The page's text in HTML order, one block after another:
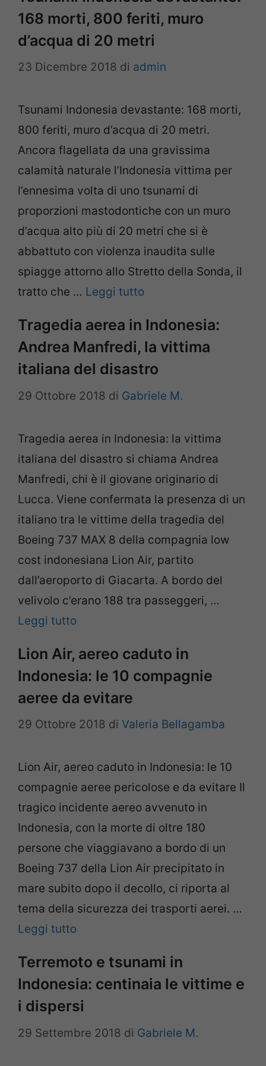
168 morti, 800 feriti, muro
d’acqua di 20 metri
23 Dicembre 2018 di admin
Tsunami Indonesia devastante: 168 morti,
800 feriti, muro d’acqua di 20 metri.
Ancora flagellata da una gravissima
calamità naturale l’Indonesia vittima per
l’ennesima volta di uno tsunami di
proporzioni mastodontiche con un muro
d’acqua alto più di 20 metri che si è
abbattuto con violenza inaudita sulle
spiagge attorno allo Stretto della Sonda, il
tratto che … Leggi tutto
Tragedia aerea in Indonesia:
Andrea Manfredi, la vittima
italiana del disastro
29 Ottobre 2018 di Gabriele M.
Tragedia aerea in Indonesia: la vittima
italiana del disastro si chiama Andrea
Manfredi, chi è il giovane originario di
Lucca. Viene confermata la presenza di un
italiano tra le vittime della tragedia del
Boeing 737 MAX 8 della compagnia low
cost indonesiana Lion Air, partito
dall’aeroporto di Giacarta. A bordo del
velivolo c’erano 188 tra passeggeri, …
Leggi tutto
Lion Air, aereo caduto in
Indonesia: le 10 compagnie
aeree da evitare
29 Ottobre 2018 di Valeria Bellagamba
Lion Air, aereo caduto in Indonesia: le 10
compagnie aeree pericolose e da evitare Il
tragico incidente aereo avvenuto in
Indonesia, con la morte di oltre 180
persone che viaggiavano a bordo di un
Boeing 737 della Lion Air precipitato in
mare subito dopo il decollo, ci riporta al
tema della sicurezza dei trasporti aerei. …
Leggi tutto
Terremoto e tsunami in
Indonesia: centinaia le vittime e
i dispersi
29 Settembre 2018 di Gabriele M.